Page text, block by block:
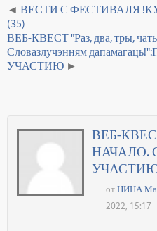
ВЕСТИ С ФЕСТИВАЛЯ
(35)
ВЕБ-КВЕСТ "Раз, два, тры,
Словазлучэнням
УЧАСТИЮ
ВЕБ-
НАЧАЛО.
от НИНА
2022, 15:17